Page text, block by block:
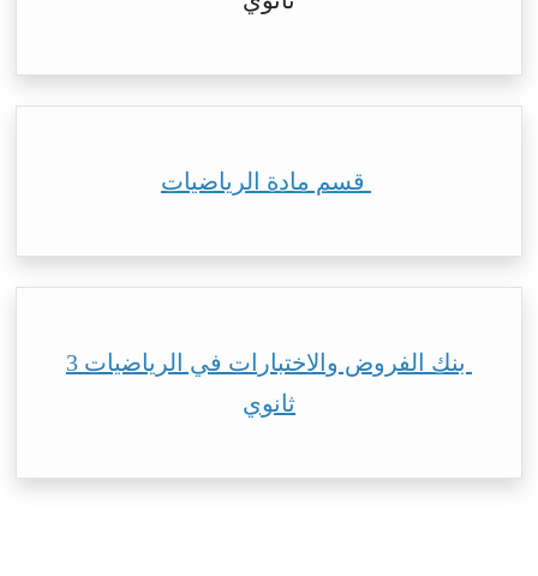
قسم مادة الرياضيات
بنك الفروض والاختبارات في الرياضيات 3
ثانوي